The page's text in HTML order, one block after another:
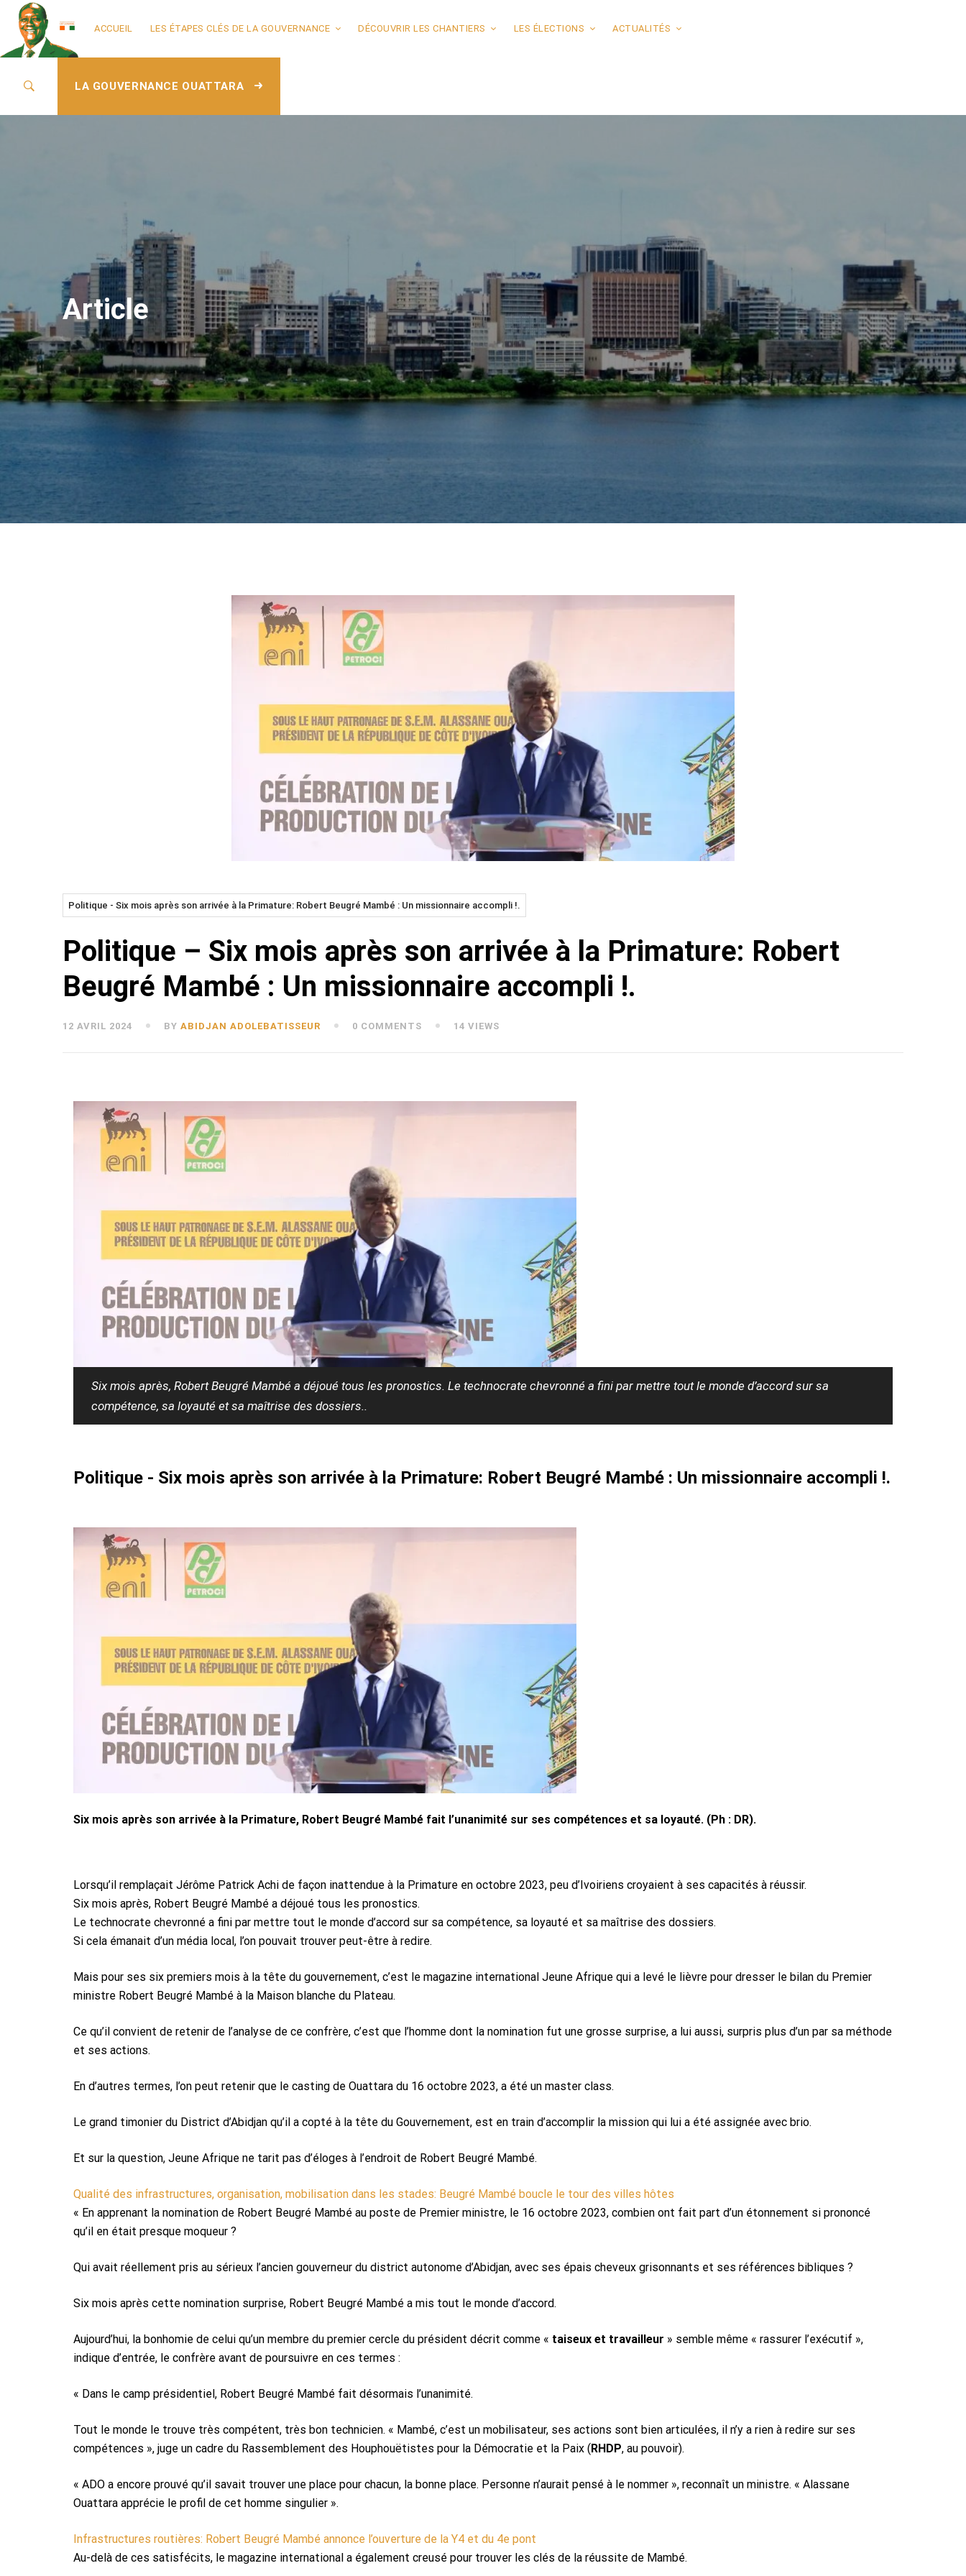
ACCUEIL LES ÉTAPES CLÉS DE LA GOUVERNANCE DÉCOUVRIR LES CHANTIERS LES ÉLECTIONS ACTUALITÉS
LA GOUVERNANCE OUATTARA
Article
Politique - Six mois après son arrivée à la Primature: Robert Beugré Mambé : Un missionnaire accompli !.
Politique – Six mois après son arrivée à la Primature: Robert
Beugré Mambé : Un missionnaire accompli !.
12 AVRIL 2024 BY ABIDJAN ADOLEBATISSEUR 0 COMMENTS 14 VIEWS
Six mois après, Robert Beugré Mambé a déjoué tous les pronostics. Le technocrate chevronné a fini par mettre tout le monde d’accord sur sa
compétence, sa loyauté et sa maîtrise des dossiers..
Politique - Six mois après son arrivée à la Primature: Robert Beugré Mambé : Un missionnaire accompli !.
Six mois après son arrivée à la Primature, Robert Beugré Mambé fait l’unanimité sur ses compétences et sa loyauté. (Ph : DR).
Lorsqu’il remplaçait Jérôme Patrick Achi de façon inattendue à la Primature en octobre 2023, peu d’Ivoiriens croyaient à ses capacités à réussir.
Six mois après, Robert Beugré Mambé a déjoué tous les pronostics.
Le technocrate chevronné a fini par mettre tout le monde d’accord sur sa compétence, sa loyauté et sa maîtrise des dossiers.
Si cela émanait d’un média local, l’on pouvait trouver peut-être à redire.
Mais pour ses six premiers mois à la tête du gouvernement, c’est le magazine international Jeune Afrique qui a levé le lièvre pour dresser le bilan du Premier
ministre Robert Beugré Mambé à la Maison blanche du Plateau.
Ce qu’il convient de retenir de l’analyse de ce confrère, c’est que l’homme dont la nomination fut une grosse surprise, a lui aussi, surpris plus d’un par sa méthode
et ses actions.
En d’autres termes, l’on peut retenir que le casting de Ouattara du 16 octobre 2023, a été un master class.
Le grand timonier du District d’Abidjan qu’il a copté à la tête du Gouvernement, est en train d’accomplir la mission qui lui a été assignée avec brio.
Et sur la question, Jeune Afrique ne tarit pas d’éloges à l’endroit de Robert Beugré Mambé.
Qualité des infrastructures, organisation, mobilisation dans les stades: Beugré Mambé boucle le tour des villes hôtes
« En apprenant la nomination de Robert Beugré Mambé au poste de Premier ministre, le 16 octobre 2023, combien ont fait part d’un étonnement si prononcé
qu’il en était presque moqueur ?
Qui avait réellement pris au sérieux l’ancien gouverneur du district autonome d’Abidjan, avec ses épais cheveux grisonnants et ses références bibliques ?
Six mois après cette nomination surprise, Robert Beugré Mambé a mis tout le monde d’accord.
Aujourd’hui, la bonhomie de celui qu’un membre du premier cercle du président décrit comme « taiseux et travailleur » semble même « rassurer l’exécutif »,
indique d’entrée, le confrère avant de poursuivre en ces termes :
« Dans le camp présidentiel, Robert Beugré Mambé fait désormais l’unanimité.
Tout le monde le trouve très compétent, très bon technicien. « Mambé, c’est un mobilisateur, ses actions sont bien articulées, il n’y a rien à redire sur ses
compétences », juge un cadre du Rassemblement des Houphouëtistes pour la Démocratie et la Paix (RHDP, au pouvoir).
« ADO a encore prouvé qu’il savait trouver une place pour chacun, la bonne place. Personne n’aurait pensé à le nommer », reconnaît un ministre. « Alassane
Ouattara apprécie le profil de cet homme singulier ».
Infrastructures routières: Robert Beugré Mambé annonce l’ouverture de la Y4 et du 4e pont
Au-delà de ces satisfécits, le magazine international a également creusé pour trouver les clés de la réussite de Mambé.